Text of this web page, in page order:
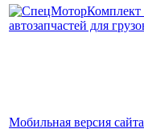
Мобильная версия сайта